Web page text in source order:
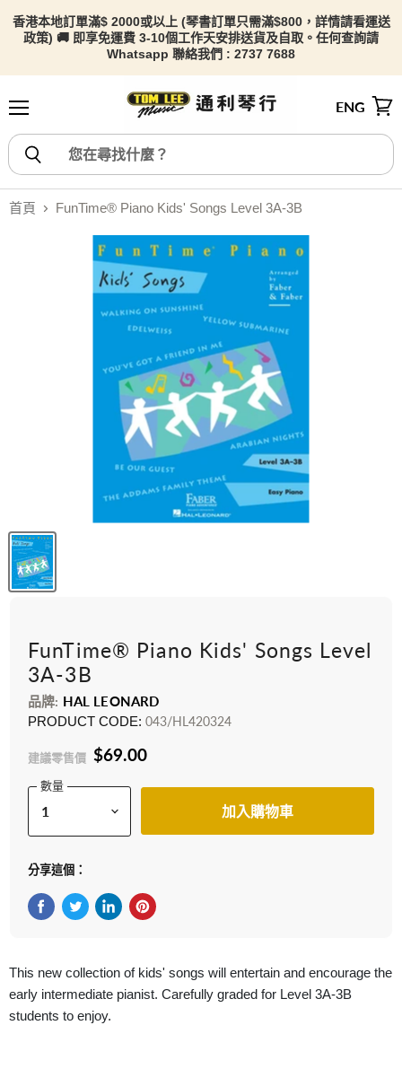
香港本地訂單滿$ 2000或以上 (琴書訂單只需滿$800，詳情請看運送
政策) 🚚 即享免運費 3-10個工作天安排送貨及自取。任何查詢請
Whatsapp 聯絡我們 : 2737 7688
ENG
首頁 FunTime® Piano Kids' Songs Level 3A-3B
FunTime® Piano Kids' Songs Level
3A-3B
品牌: HAL LEONARD
PRODUCT CODE: 043/HL420324
建議零售價 $69.00
數量
加入購物車
分享這個：
This new collection of kids' songs will entertain and encourage the
early intermediate pianist. Carefully graded for Level 3A-3B
students to enjoy.